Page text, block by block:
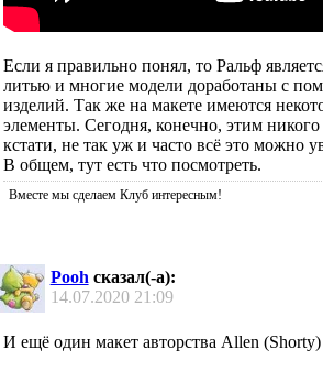
Если я правильно понял, то Ральф
литью и многие модели доработаны с
изделий. Так же на макете имеются
элементы. Сегодня, конечно, этим
кстати, не так уж и часто всё это можно
В общем, тут есть что посмотреть.
Вместе мы сделаем Клуб интересным!
Pooh сказал(-а):
14.07.2020 21:09
И ещё один макет авторства Allen (Shorty)